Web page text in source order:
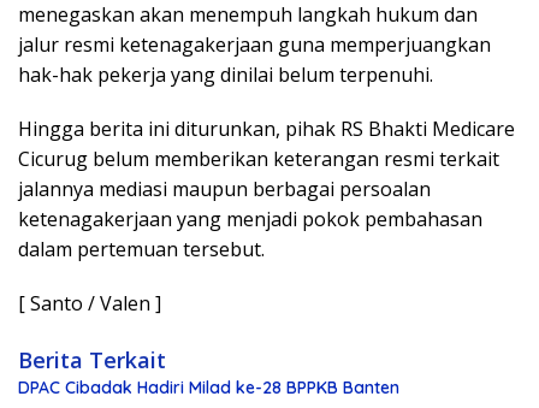
menegaskan akan menempuh langkah hukum dan
jalur resmi ketenagakerjaan guna memperjuangkan
hak-hak pekerja yang dinilai belum terpenuhi.
Hingga berita ini diturunkan, pihak RS Bhakti Medicare
Cicurug belum memberikan keterangan resmi terkait
jalannya mediasi maupun berbagai persoalan
ketenagakerjaan yang menjadi pokok pembahasan
dalam pertemuan tersebut.
[ Santo / Valen ]
Berita Terkait
DPAC Cibadak Hadiri Milad ke-28 BPPKB Banten